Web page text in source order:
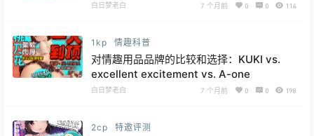
白日梦老白 7 个月前 0 0 114
1kp 情趣科普
对情趣用品品牌的比较和选择：KUKI vs.
excellent excitement vs. A-one
白日梦老白 7 个月前 0 0 198
2cp 特邀评测